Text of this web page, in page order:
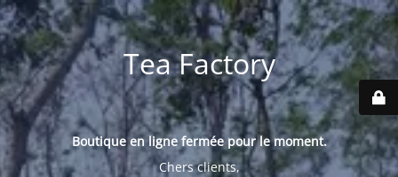
Tea Factory
Boutique en ligne fermée pour le moment.
Chers clients,